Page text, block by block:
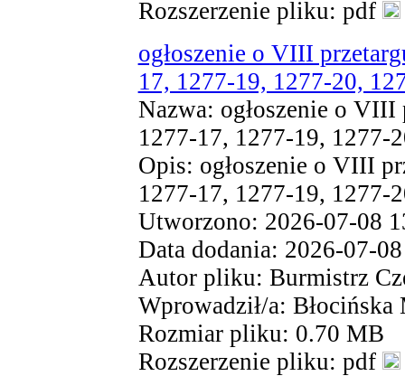
Rozszerzenie pliku: pdf
ogłoszenie o VIII
17, 1277-19, 1277-20,
Nazwa: ogłoszenie o VIII
1277-17, 1277-19, 1277-
Opis: ogłoszenie o VIII
1277-17, 1277-19, 1277-
Utworzono: 2026-07-08
Data dodania: 2026-07-
Autor pliku: Burmistrz
Wprowadził/a: Błocińska
Rozmiar pliku: 0.70 MB
Rozszerzenie pliku: pdf